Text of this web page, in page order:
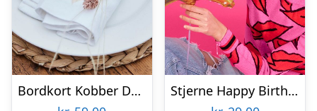
Bordkort Kobber Dekorationsring
Stjerne Happy Birthday Folieballon Guld